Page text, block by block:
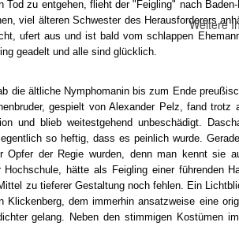
Tod zu entgehen, flieht der "Feigling" nach
viel älteren Schwester des Herausforderers
ufert aus und ist bald vom schlappen
geadelt und alle sind glücklich.
die ältliche Nymphomanin bis zum Ende
gespielt von Alexander Pelz, fand trotz
und blieb weitestgehend unbeschädigt.
so heftig, dass es peinlich wurde.
Opfer der Regie wurden, denn man kennt sie
hätte als Feigling einer führenden
zu tieferer Gestaltung noch fehlen. Ein
Klickenberg, dem immerhin ansatzweise eine
gelang. Neben den stimmigen Kostümen
Weitere